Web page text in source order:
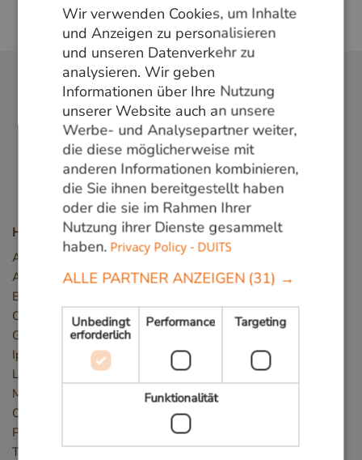
alleen aan bedrijven.
Folge uns:
Holzarten
Angelim Vermelho
Azobé / Bongossi
Basralocus
Cumaru
Guariuba/Mururé
Ipé
Louro Preto
Massaranduba
Okan/Denya
Piquia
Tali
GERMAN
ENGLISH
Wir verwenden Cookies, um Inhalte
und Anzeigen zu personalisieren
und unseren Datenverkehr zu
analysieren. Wir geben
Informationen über Ihre Nutzung
unserer Website auch an unsere
Werbe- und Analysepartner weiter,
die diese möglicherweise mit
anderen Informationen kombinieren,
die Sie ihnen bereitgestellt haben
oder die sie im Rahmen Ihrer
Nutzung ihrer Dienste gesammelt
haben. Privacy Policy - DUITS
ALLE PARTNER ANZEIGEN (31) →
Unbedingt
erforderlich
Performance Targeting
Funktionalität